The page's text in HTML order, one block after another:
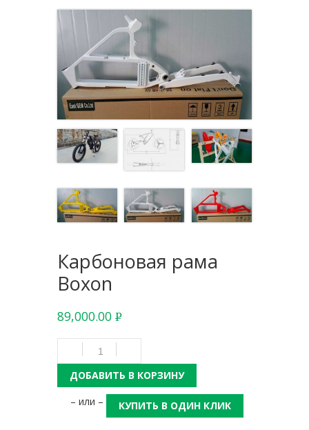
Карбоновая рама
Boxon
89,000.00 Р
УБ.
ДОБАВИТЬ В КОРЗИНУ
– или –
КУПИТЬ В ОДИН КЛИК